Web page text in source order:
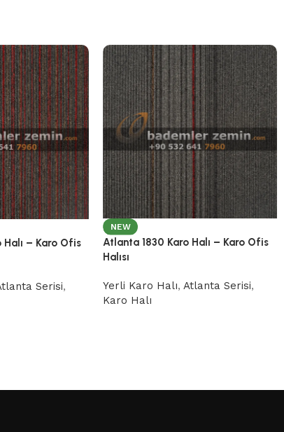
– Karo Ofis
Serisi,
NEW
Atlanta 1830 Karo Halı – Karo Ofis
Halısı
Yerli Karo Halı, Atlanta Serisi,
Karo Halı